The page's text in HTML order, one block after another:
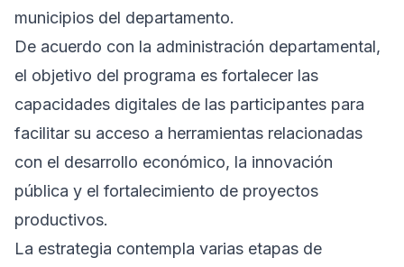
municipios del departamento.
De acuerdo con la administración departamental,
el objetivo del programa es fortalecer las
capacidades digitales de las participantes para
facilitar su acceso a herramientas relacionadas
con el desarrollo económico, la innovación
pública y el fortalecimiento de proyectos
productivos.
La estrategia contempla varias etapas de